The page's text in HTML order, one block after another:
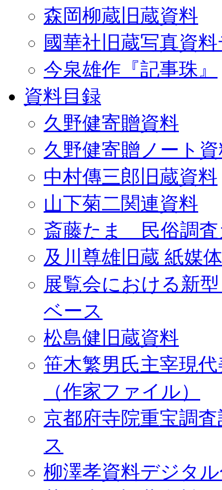
森岡柳蔵旧蔵資料
國華社旧蔵写真資
今泉雄作『記事珠』
資料目録
久野健寄贈資料
久野健寄贈ノート
中村傳三郎旧蔵資料
山下菊二関連資料
斎藤たま 民俗調査
及川尊雄旧蔵 紙媒
展覧会における新
ベース
松島健旧蔵資料
笹木繁男氏主宰現
（作家ファイル）
京都府寺院重宝調
ス
柳澤孝資料デジタ